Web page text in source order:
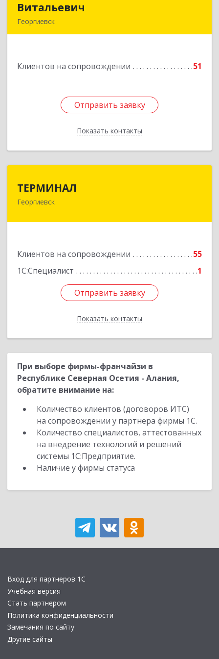
Витальевич
Георгиевск
Клиентов на сопровождении 51
Отправить заявку
Показать контакты
Отправить заявку
Назад
ТЕРМИНАЛ
Георгиевск
Клиентов на сопровождении
55
1С:Специалист
1
Отправить заявку
Показать контакты
357820, Ставропольский край, Георгиевск г,
Отправить заявку
Назад
При выборе фирмы-франчайзи в
Республике Северная Осетия - Алания,
обратите внимание на:
Количество клиентов (договоров ИТС)
на сопровождении у партнера фирмы 1С.
Количество специалистов, аттестованных
на внедрение технологий и решений
системы 1С:Предприятие.
Наличие у фирмы статуса
Вход для партнеров 1С
Учебная версия
Стать партнером
Политика конфиденциальности
Замечания по сайту
Другие сайты